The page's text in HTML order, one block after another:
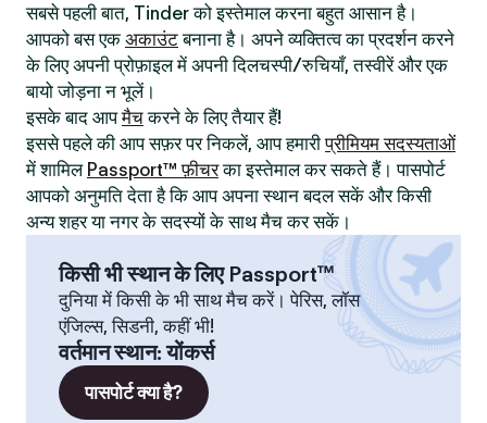
सबसे पहली बात, Tinder को इस्तेमाल करना बहुत आसान है।
आपको बस एक अकाउंटबनाना है। अपने व्यक्तित्व का प्रदर्शन करने
के लिए अपनी प्रोफ़ाइल में अपनी दिलचस्पी/रुचियाँ, तस्वीरें और एक
बायो जोड़ना न भूलें।
इसके बाद आपमैचकरने के लिए तैयार हैं!
इससे पहले की आप सफ़र पर निकलें, आप हमारीप्रीमियम सदस्यताओं
में शामिल Passport™ फ़ीचरका इस्तेमाल कर सकते हैं। पासपोर्ट
आपको अनुमति देता है कि आप अपना स्थान बदल सकें और किसी
अन्य शहर या नगर के सदस्यों के साथ मैच कर सकें।
किसी भी स्थान के लिए Passport™
दुनिया में किसी के भी साथ मैच करें। पेरिस, लॉस
एंजिल्स, सिडनी, कहीं भी!
वर्तमान स्थान:योंकर्स
पासपोर्ट क्या है?